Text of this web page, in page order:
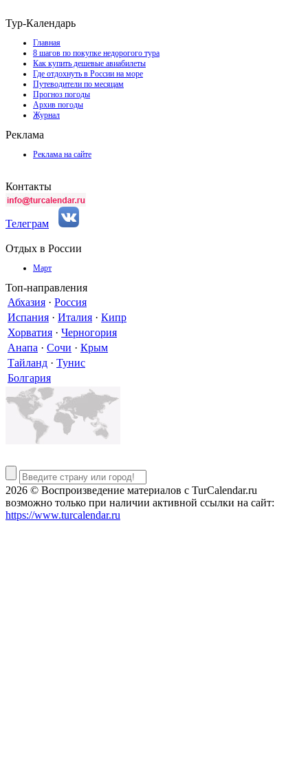
Тур-Календарь
Главная
8 шагов по покупке недорогого тура
Как купить дешевые авиабилеты
Где отдохнуть в России на море
Путеводители по месяцам
Прогноз погоды
Архив погоды
Журнал
Реклама
Реклама на сайте
Контакты
Телеграм
Отдых в России
Март
Топ-направления
Абхазия · Россия
Испания · Италия · Кипр
Хорватия · Черногория
Анапа · Сочи · Крым
Тайланд · Тунис
Болгария
2026 © Воспроизведение материалов c TurCalendar.ru
возможно только при наличии активной ссылки на сайт:
https://www.turcalendar.ru